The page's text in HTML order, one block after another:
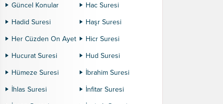
Güncel Konular
Hac Suresi
Hadid Suresi
Haşr Suresi
Her Cüzden On Ayet
Hicr Suresi
Hucurat Suresi
Hud Suresi
Hümeze Suresi
İbrahim Suresi
İhlas Suresi
İnfitar Suresi